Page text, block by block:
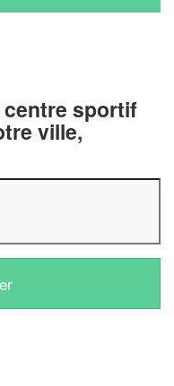
centre sportif
ville,